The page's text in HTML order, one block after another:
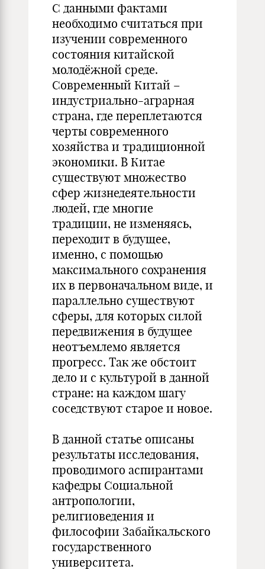
С данными фактами
необходимо считаться при
изучении современного
состояния китайской
молодёжной среде.
Современный Китай –
индустриально-аграрная
страна, где переплетаются
черты современного
хозяйства и традиционной
экономики. В Китае
существуют множество
сфер жизнедеятельности
людей, где многие
традиции, не изменяясь,
переходит в будущее,
именно, с помощью
максимального сохранения
их в первоначальном виде, и
параллельно существуют
сферы, для которых силой
передвижения в будущее
неотъемлемо является
прогресс. Так же обстоит
дело и с культурой в данной
стране: на каждом шагу
соседствуют старое и новое.
В данной статье описаны
результаты исследования,
проводимого аспирантами
кафедры Социальной
антропологии,
религиоведения и
философии Забайкальского
государственного
университета.